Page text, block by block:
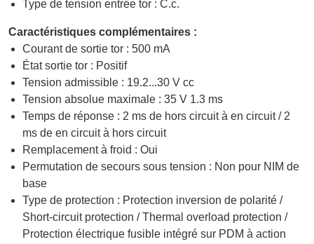
Type de tension entrée tor : C.c.
Caractéristiques complémentaires :
Courant de sortie tor : 500 mA
État sortie tor : Positif
Tension admissible : 19.2...30 V cc
Tension absolue maximale : 35 V 1.3 ms
Temps de réponse : 2 ms de hors circuit à en circuit / 2
ms de en circuit à hors circuit
Remplacement à froid : Oui
Permutation de secours sous tension : Non pour NIM de
base
Type de protection : Protection inversion de polarité /
Short-circuit protection / Thermal overload protection /
Protection électrique fusible intégré sur PDM à action